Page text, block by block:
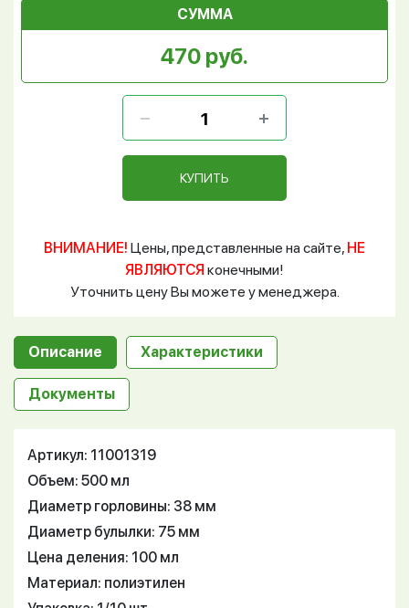
СУММА
470 руб.
КУПИТЬ
ВНИМАНИЕ! Цены, представленные на сайте, НЕ
ЯВЛЯЮТСЯ конечными!
Уточнить цену Вы можете у менеджера.
Описание Характеристики
Документы
Артикул: 11001319
Объем: 500 мл
Диаметр горловины: 38 мм
Диаметр булылки: 75 мм
Цена деления: 100 мл
Материал: полиэтилен